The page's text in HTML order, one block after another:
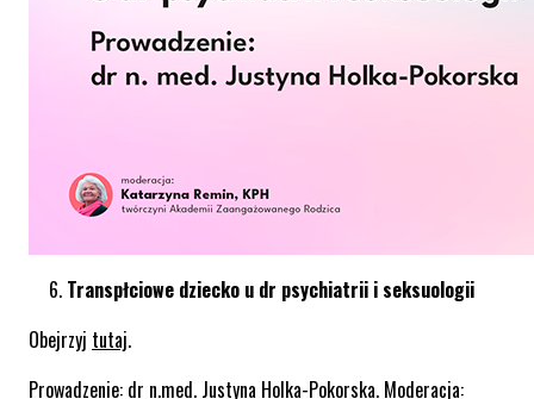
Transpłciowe dziecko u dr psychiatrii i seksuologii
Obejrzyj tutaj.
Prowadzenie: dr n.med. Justyna Holka-Pokorska. Moderacja: